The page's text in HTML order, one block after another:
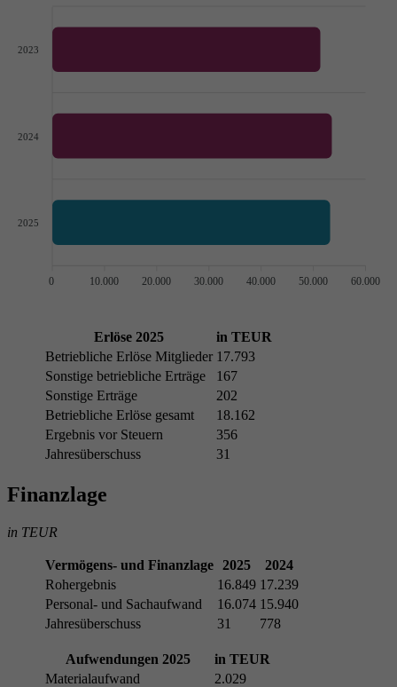
2023
2024
2025
60.000
50.000
40.000
30.000
20.000
10.000
0
Erlöse 2025
in TEUR
Betriebliche Erlöse Mitglieder 17.793
Sonstige betriebliche Erträge
167
Sonstige Erträge
202
Betriebliche Erlöse gesamt
18.162
Ergebnis vor Steuern
356
Jahresüberschuss
31
Finanzlage
in TEUR
Vermögens- und Finanzlage 2025
2024
Rohergebnis
16.849 17.239
Personal- und Sachaufwand
16.074 15.940
Jahresüberschuss
31 778
Aufwendungen 2025
in TEUR
Materialaufwand
2.029